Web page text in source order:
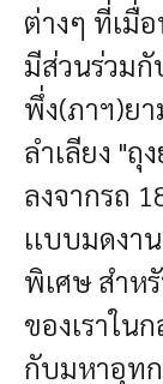
ต่างๆ ที่เมื่
มีส่วนร่วม
พึ่ง(ภาฯ)ย
ลำเลียง "ถุ
ลงจากรถ
เเบบมดงา
พิเศษ สำห
ของเราใน
กับมหาอุท